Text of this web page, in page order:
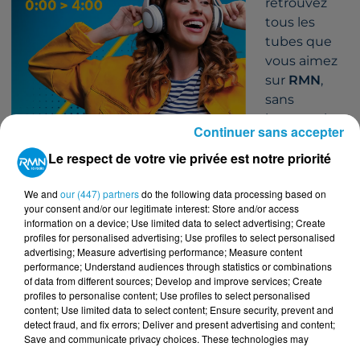
tous les
tubes que
vous aimez
sur RMN,
sans
interruption.
Tous les lundis, mardis, mercredis, jeudis et vendredis
de 0h00 à 4h00.
TITRES DIFFUSÉS Voir plus
Le respect de votre vie privée est notre priorité
We and our (447) partnersdo the following data processing based on
your consent and/or our legitimate interest: Store and/or access
information on a device; Use limited data to select advertising; Create
profiles for personalised advertising; Use profiles to select personalised
advertising; Measure advertising performance; Measure content
performance; Understand audiences through statistics or combinations
of data from different sources; Develop and improve services; Create
profiles to personalise content; Use profiles to select personalised
content; Use limited data to select content; Ensure security, prevent and
detect fraud, and fix errors; Deliver and present advertising and content;
Save and communicate privacy choices. These technologies may
Continuer sans accepter